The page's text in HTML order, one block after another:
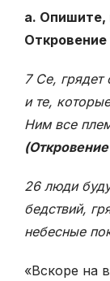
а. Опишите,
Откровение
7 Се, грядет
и те,
Ним все
(Откровение
26 люди
бедствий,
небесные
«Вскоре на